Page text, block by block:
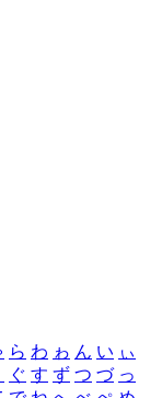
ら わ ゎ ん い ぃ
ぐ す ず つ づ っ